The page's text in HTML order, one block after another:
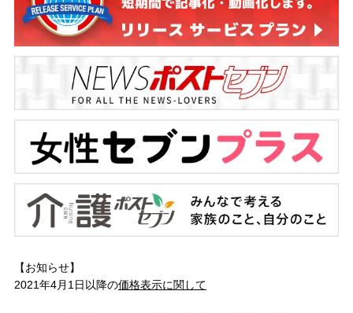
【お知らせ】
2021年4月1日以降の価格表示に関して